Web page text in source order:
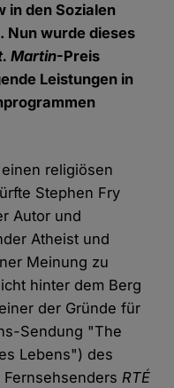
in den Sozialen
Nun wurde dieses
Martin-Preis
Leistungen in
religiösen
Stephen Fry
Autor und
Atheist und
Meinung zu
hinter dem Berg
der Gründe für
Sendung "The
Lebens") des
RTÉ